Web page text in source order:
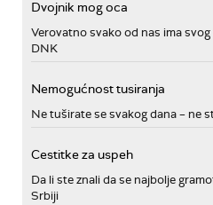
Dvojnik mog oca
Verovatno svako od nas ima
DNK
Nemogućnost tusiranja
Ne tuširate se svakog dana – ne
Cestitke za uspeh
Da li ste znali da se najbolje
Srbiji